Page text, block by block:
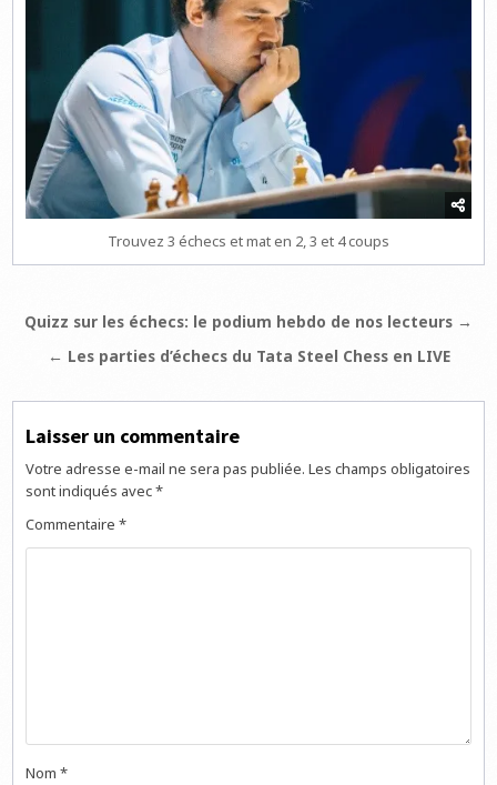
Trouvez 3 échecs et mat en 2, 3 et 4 coups
Navigation
Quizz sur les échecs: le podium hebdo de nos lecteurs →
← Les parties d’échecs du Tata Steel Chess en LIVE
Laisser un commentaire
Votre adresse e-mail ne sera pas publiée. Les champs obligatoires
sont indiqués avec*
Commentaire*
Nom*